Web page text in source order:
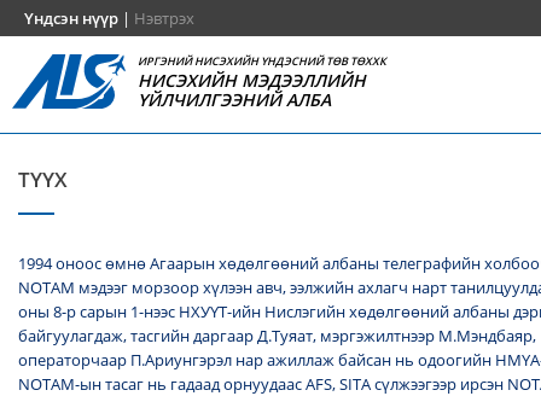
Үндсэн нүүр | Нэвтрэх
ИРГЭНИЙ НИСЭХИЙН ҮНДЭСНИЙ ТӨВ ТӨХХК
НИСЭХИЙН МЭДЭЭЛЛИЙН
ҮЙЛЧИЛГЭЭНИЙ АЛБА
ТҮҮХ
1994 оноос өмнө Агаарын хөдөлгөөний албаны телеграфийн
NОТАМ мэдээг морзоор хүлээн авч, ээлжийн ахлагч нарт
оны 8-р сарын 1-нээс НХУҮТ-ийн Нислэгийн хөдөлгөөний албаны
байгуулагдаж, тасгийн даргаар Д.Туяат, мэргэжилтнээр
операторчаар П.Ариунгэрэл нар ажиллаж байсан нь одоогийн
NOTAM-ын тасаг нь гадаад орнуудаас AFS, SITA сүлжээгээр ирсэн